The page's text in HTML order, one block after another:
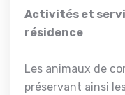
Activités et
résidence
Les animaux de
préservant ainsi